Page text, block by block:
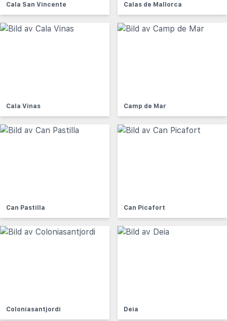
Cala San Vincente Calas de Mallorca
Cala Vinas Camp de Mar
Can Pastilla Can Picafort
Coloniasantjordi Deia